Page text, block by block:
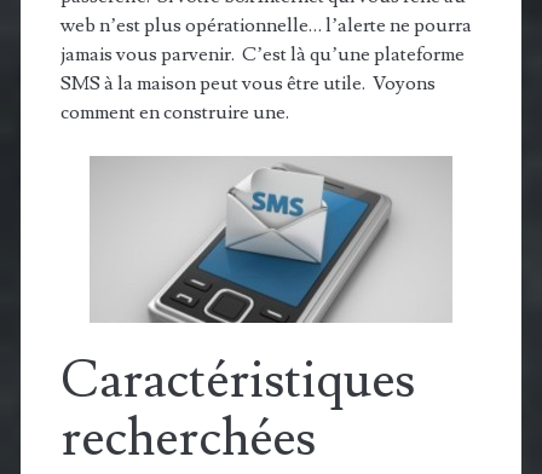
web n’est plus opérationnelle… l’alerte ne pourra
jamais vous parvenir. C’est là qu’une plateforme
SMS à la maison peut vous être utile. Voyons
comment en construire une.
Caractéristiques
recherchées